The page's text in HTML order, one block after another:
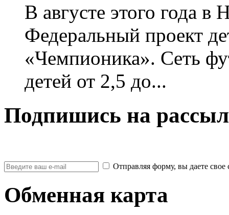
В августе этого года
Федеральный проект
«Чемпионика». Сеть
детей от 2,5 до...
Подпишись на
Отправляя форму, вы даете
Обменная карта